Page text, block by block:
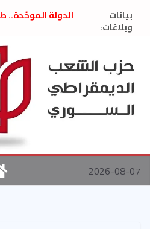
بيانات
وبلاغات:
الدولة الموحّدة..
العام السابق
الديمقراطي
بلاغ صادر عن
2026
الحرب الأمريكية
في إيران .. بيان
السوري
2026-08-07